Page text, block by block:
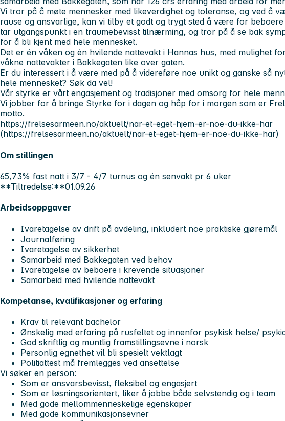
Vi tror på å møte mennesker med likeverdighet og toleranse, og ved å
rause og ansvarlige, kan vi tilby et godt og trygt sted å være for
tar utgangspunkt i en traumebevisst tilnærming, og tror på å se bak
for å bli kjent med hele mennesket.
Det er én våken og én hvilende nattevakt i Hannas hus, med mulighet
våkne nattevakter i Bakkegaten like over gaten.
Er du interessert i å være med på å videreføre noe unikt og ganske så
hele mennesket? Søk da vel!
Vår styrke er vårt engasjement og tradisjoner med omsorg for hele
Vi jobber for å bringe Styrke for i dagen og håp for i morgen som er
motto.
https://frelsesarmeen.no/aktuelt/nar-et-eget-hjem-er-noe-du-ikke-har
(https://frelsesarmeen.no/aktuelt/nar-et-eget-hjem-er-noe-du-ikke-har)
Om stillingen
65,73% fast natt i 3/7 - 4/7 turnus og én senvakt pr 6 uker
**Tiltredelse:**01.09.26
Arbeidsoppgaver
Ivaretagelse av drift på avdeling, inkludert noe praktiske gjøremål
Journalføring
Ivaretagelse av sikkerhet
Samarbeid med Bakkegaten ved behov
Ivaretagelse av beboere i krevende situasjoner
Samarbeid med hvilende nattevakt
Kompetanse, kvalifikasjoner og erfaring
Krav til relevant bachelor
Ønskelig med erfaring på rusfeltet og innenfor psykisk helse/
God skriftlig og muntlig framstillingsevne i norsk
Personlig egnethet vil bli spesielt vektlagt
Politiattest må fremlegges ved ansettelse
Vi søker en person:
Som er ansvarsbevisst, fleksibel og engasjert
Som er løsningsorientert, liker å jobbe både selvstendig og i team
Med gode mellommenneskelige egenskaper
Med gode kommunikasjonsevner